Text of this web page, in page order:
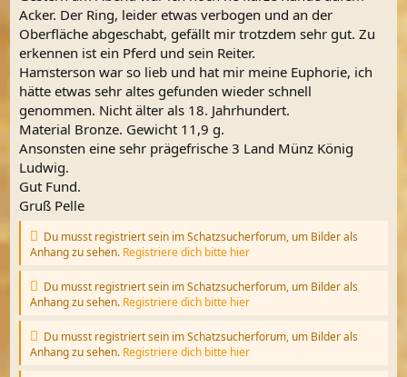
Acker. Der Ring, leider etwas verbogen und an der
Oberfläche abgeschabt, gefällt mir trotzdem sehr gut. Zu
erkennen ist ein Pferd und sein Reiter.
Hamsterson war so lieb und hat mir meine Euphorie, ich
hätte etwas sehr altes gefunden wieder schnell
genommen. Nicht älter als 18. Jahrhundert.
Material Bronze. Gewicht 11,9 g.
Ansonsten eine sehr prägefrische 3 Land Münz König
Ludwig.
Gut Fund.
Gruß Pelle
Du musst registriert sein im Schatzsucherforum, um Bilder als
Anhang zu sehen. Registriere dich bitte hier
Du musst registriert sein im Schatzsucherforum, um Bilder als
Anhang zu sehen. Registriere dich bitte hier
Du musst registriert sein im Schatzsucherforum, um Bilder als
Anhang zu sehen. Registriere dich bitte hier